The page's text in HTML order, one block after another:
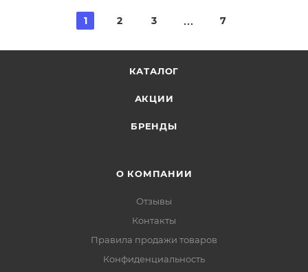
1 2 3 7
КАТАЛОГ
АКЦИИ
БРЕНДЫ
О КОМПАНИИ
Отзывы
Контакты
Правила продажи товаров
Конфиденциальность